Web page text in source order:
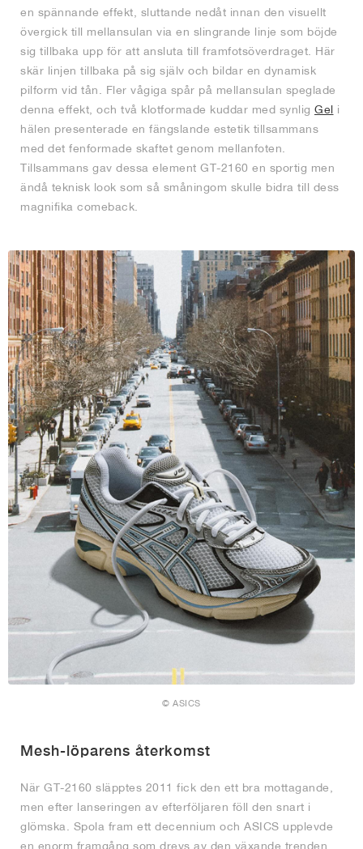
en spännande effekt, sluttande nedåt innan den visuellt
övergick till mellansulan via en slingrande linje som böjde
sig tillbaka upp för att ansluta till framfotsöverdraget. Här
skär linjen tillbaka på sig själv och bildar en dynamisk
pilform vid tån. Fler vågiga spår på mellansulan speglade
denna effekt, och två klotformade kuddar med synlig Gel i
hälen presenterade en fängslande estetik tillsammans
med det fenformade skaftet genom mellanfoten.
Tillsammans gav dessa element GT-2160 en sportig men
ändå teknisk look som så småningom skulle bidra till dess
magnifika comeback.
© ASICS
Mesh-löparens återkomst
När GT-2160 släpptes 2011 fick den ett bra mottagande,
men efter lanseringen av efterföljaren föll den snart i
glömska. Spola fram ett decennium och ASICS upplevde
en enorm framgång som drevs av den växande trenden